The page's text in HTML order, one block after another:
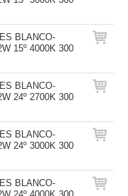
BLANCO-
15º 4000K 300
BLANCO-
24º 2700K 300
BLANCO-
24º 3000K 300
BLANCO-